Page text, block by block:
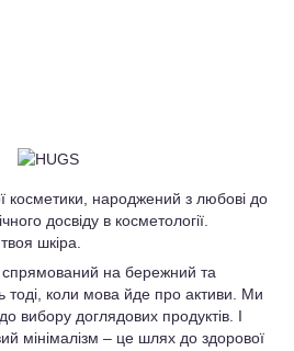
косметики, народжений з любові до
досвіду в косметології.
шкіра.
на бережний та
тоді, коли мова йде про активи. Ми
вибору доглядових продуктів. І
мінімалізм – це шлях до здорової